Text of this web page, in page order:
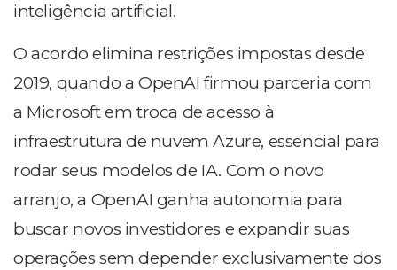
inteligência artificial.
O acordo elimina restrições impostas desde
2019, quando a OpenAI firmou parceria com
a Microsoft em troca de acesso à
infraestrutura de nuvem Azure, essencial para
rodar seus modelos de IA. Com o novo
arranjo, a OpenAI ganha autonomia para
buscar novos investidores e expandir suas
operações sem depender exclusivamente dos